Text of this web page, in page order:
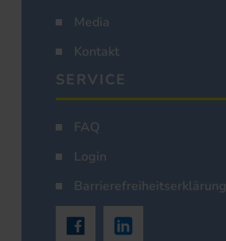
Media
Kontakt
SERVICE
FAQ
Login
Barrierefreiheitserklärung